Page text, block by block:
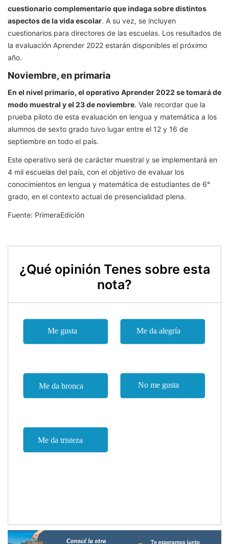
cuestionario complementario que indaga sobre distintos
aspectos de la vida escolar. A su vez, se incluyen
cuestionarios para directores de las escuelas. Los resultados de
la evaluación Aprender 2022 estarán disponibles el próximo
año.
Noviembre, en primaria
En el nivel primario, el operativo Aprender 2022 se tomará de
modo muestral y el 23 de noviembre. Vale recordar que la
prueba piloto de esta evaluación en lengua y matemática a los
alumnos de sexto grado tuvo lugar entre el 12 y 16 de
septiembre en todo el país.
Este operativo será de carácter muestral y se implementará en
4 mil escuelas del país, con el objetivo de evaluar los
conocimientos en lengua y matemática de estudiantes de 6°
grado, en el contexto actual de presencialidad plena.
Fuente: PrimeraEdición
¿Qué opinión Tenes sobre esta
nota?